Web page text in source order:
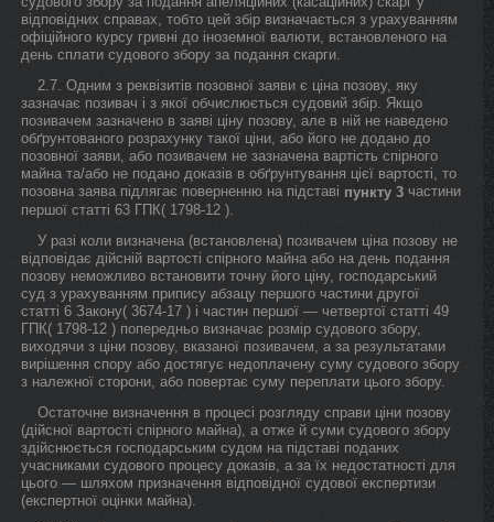
відповідних справах, тобто цей збір визначається з урахуванням
офіційного курсу гривні до іноземної валюти, встановленого на
день сплати судового збору за подання скарги.
2.7. Одним з реквізитів позовної заяви є ціна позову, яку
зазначає позивач і з якої обчислюється судовий збір. Якщо
позивачем зазначено в заяві ціну позову, але в ній не наведено
обґрунтованого розрахунку такої ціни, або його не додано до
позовної заяви, або позивачем не зазначена вартість спірного
майна та/або не подано доказів в обґрунтування цієї вартості, то
позовна заява підлягає поверненню на підставі пункту 3 частини
першої статті 63 ГПК( 1798-12 ).
У разі коли визначена (встановлена) позивачем ціна позову не
відповідає дійсній вартості спірного майна або на день подання
позову неможливо встановити точну його ціну, господарський
суд з урахуванням припису абзацу першого частини другої
статті 6 Закону( 3674-17 ) і частин першої — четвертої статті 49
ГПК( 1798-12 ) попередньо визначає розмір судового збору,
виходячи з ціни позову, вказаної позивачем, а за результатами
вирішення спору або достягує недоплачену суму судового збору
з належної сторони, або повертає суму переплати цього збору.
Остаточне визначення в процесі розгляду справи ціни позову
(дійсної вартості спірного майна), а отже й суми судового збору
здійснюється господарським судом на підставі поданих
учасниками судового процесу доказів, а за їх недостатності для
цього — шляхом призначення відповідної судової експертизи
(експертної оцінки майна).